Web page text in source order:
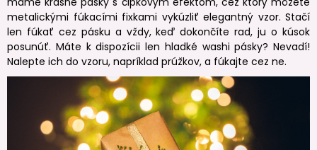
metalickými fúkacími fixkami vykúzliť elegantný vzor. Stačí
len fúkať cez pásku a vždy, keď dokončíte rad, ju o kúsok
posunúť. Máte k dispozícii len hladké washi pásky? Nevadí!
Nalepte ich do vzoru, napríklad prúžkov, a fúkajte cez ne.